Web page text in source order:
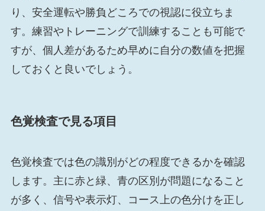
り、安全運転や勝負どころでの視認に役立ちま
す。練習やトレーニングで訓練することも可能で
すが、個人差があるため早めに自分の数値を把握
しておくと良いでしょう。
色覚検査で見る項目
色覚検査では色の識別がどの程度できるかを確認
します。主に赤と緑、青の区別が問題になること
が多く、信号や表示灯、コース上の色分けを正し